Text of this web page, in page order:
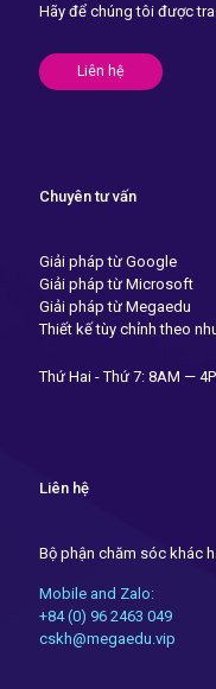
Hãy để chúng tôi được
Liên hệ
Chuyên tư vấn
Giải pháp từ Google
Giải pháp từ Microsoft
Giải pháp từ Megaedu
Thiết kế tùy chỉnh theo
Thứ Hai - Thứ 7: 8AM —
Liên hệ
Bộ phận chăm sóc khác
Mobile and Zalo:
+84 (0) 96 2463 049
cskh@megaedu.vip